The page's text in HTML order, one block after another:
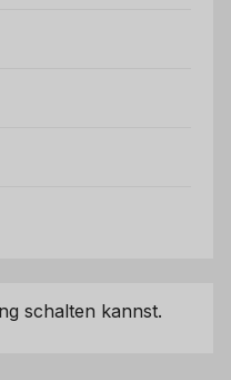
schalten kannst.